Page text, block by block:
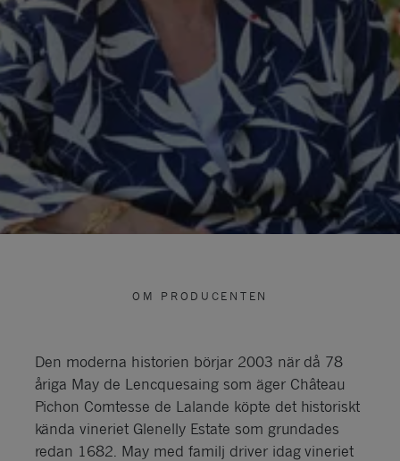
OM PRODUCENTEN
Den moderna historien börjar 2003 när då 78
åriga May de Lencquesaing som äger Château
Pichon Comtesse de Lalande köpte det historiskt
kända vineriet Glenelly Estate som grundades
redan 1682. May med familj driver idag vineriet